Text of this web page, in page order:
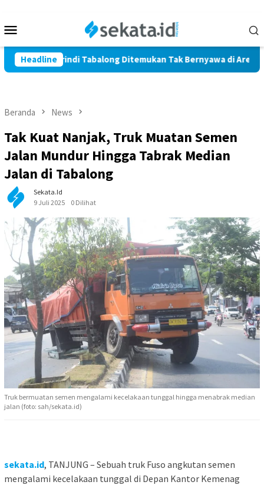
konten
Mobile
Headline
Marindi Tabalong Ditemukan Tak Bernyawa di Area
Beranda News
Tak Kuat Nanjak, Truk Muatan Semen
Jalan Mundur Hingga Tabrak Median
Jalan di Tabalong
Sekata.id
9 Juli 2025
0 Dilihat
Truk bermuatan semen mengalami kecelakaan tunggal hingga menabrak median
jalan (foto: sah/sekata.id)
sekata.id, TANJUNG – Sebuah truk Fuso angkutan semen
mengalami kecelakaan tunggal di Depan Kantor Kemenag